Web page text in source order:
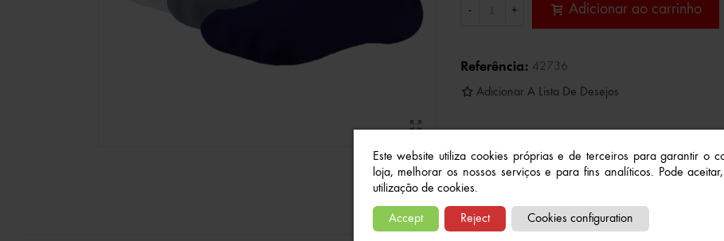
Este website utiliza cookies próprias e de terceiros para garantir o
loja, melhorar os nossos serviços e para fins analíticos. Pode
utilização de cookies.
Accept Reject Cookies configuration
- + Adicionar ao carrinho
Referência: 42736
Adicionar A Lista De Desejos
Produtos relacionados